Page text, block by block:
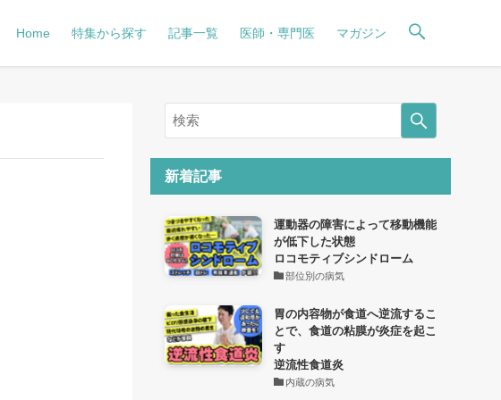
Home 特集から探す 記事一覧 医師・専門医 マガジン
新着記事
運動器の障害によって移動機能
が低下した状態
ロコモティブシンドローム
部位別の病気
胃の内容物が食道へ逆流するこ
とで、食道の粘膜が炎症を起こ
す
逆流性食道炎
内蔵の病気